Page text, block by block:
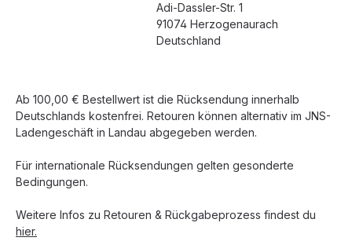
Adi-Dassler-Str. 1
91074 Herzogenaurach
Deutschland
Ab 100,00 € Bestellwert ist die Rücksendung innerhalb
Deutschlands kostenfrei. Retouren können alternativ im JNS-
Ladengeschäft in Landau abgegeben werden.
Für internationale Rücksendungen gelten gesonderte
Bedingungen.
Weitere Infos zu Retouren & Rückgabeprozess findest du
hier.